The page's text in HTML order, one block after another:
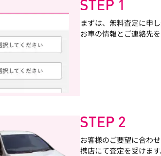
まずは、無料査定に申し
お車の情報とご連絡先
お客様のご要望に合わ
携店にて査定を受けます